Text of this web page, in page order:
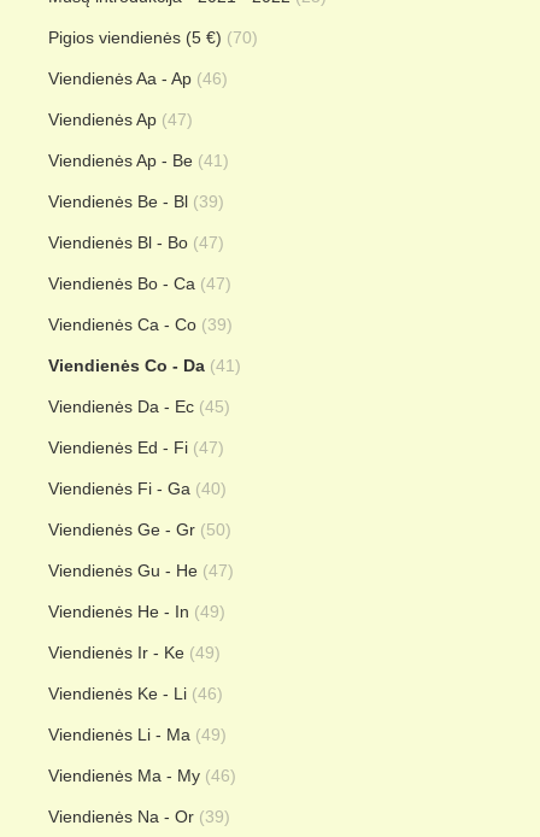
Pigios viendienės (5 €) (70)
Viendienės Aa - Ap (46)
Viendienės Ap (47)
Viendienės Ap - Be (41)
Viendienės Be - Bl (39)
Viendienės Bl - Bo (47)
Viendienės Bo - Ca (47)
Viendienės Ca - Co (39)
Viendienės Co - Da (41)
Viendienės Da - Ec (45)
Viendienės Ed - Fi (47)
Viendienės Fi - Ga (40)
Viendienės Ge - Gr (50)
Viendienės Gu - He (47)
Viendienės He - In (49)
Viendienės Ir - Ke (49)
Viendienės Ke - Li (46)
Viendienės Li - Ma (49)
Viendienės Ma - My (46)
Viendienės Na - Or (39)